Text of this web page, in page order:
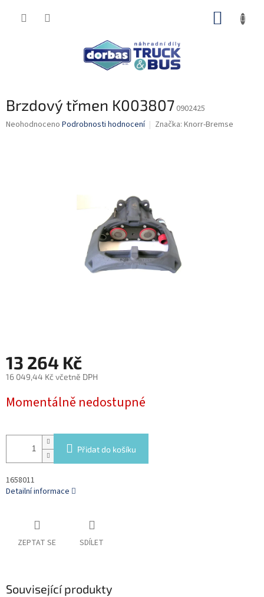
Brzdový třmen K003807 0902425
Průměrné
Neohodnoceno Podrobnosti hodnocení Značka: Knorr-Bremse
13 264 Kč
16 049,44 Kč včetně DPH
cena:
Momentálně nedostupné
Přidat do košíku
1658011
Detailní informace
ZEPTAT SE SDÍLET
Související produkty